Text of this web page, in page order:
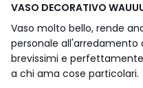
VASO DECORATIVO
Vaso molto bello, rende
personale all'arredamento
brevissimi e
a chi ama cose particolari.